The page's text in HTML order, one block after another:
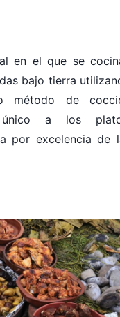
en el que se
bajo tierra
método de
a los
por excelencia de